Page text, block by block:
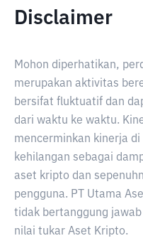
Disclaimer
Mohon diperhatikan,
merupakan aktivitas
bersifat fluktuatif dan
dari waktu ke waktu.
mencerminkan kinerja
kehilangan sebagai
aset kripto dan
pengguna. PT Utama
tidak bertanggung
nilai tukar Aset Kripto.